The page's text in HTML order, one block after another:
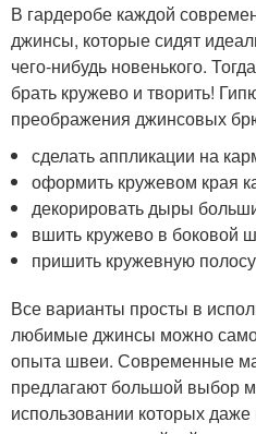
В гардеробе каждой
джинсы, которые сидят
чего-нибудь новенького.
брать кружево и творить!
преображения джинсовых
сделать аппликации на
оформить кружевом края
декорировать дыры
вшить кружево в боковой
пришить кружевную
Все варианты просты в
любимые джинсы можно
опыта швеи. Современные
предлагают большой выбор
использовании которых даже